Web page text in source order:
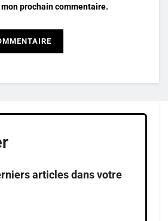
prochain commentaire.
articles dans votre